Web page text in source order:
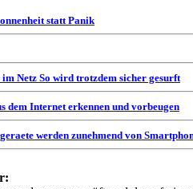
statt Panik
im Netz So wird trotzdem sicher gesurft
dem Internet erkennen und vorbeugen
werden zunehmend von